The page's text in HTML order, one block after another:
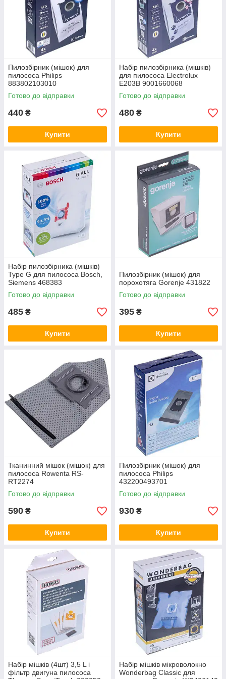
Пилозбірник (мішок) для
пилососа Philips
883802103010
Готово до відправки
440 ₴
Купити
Набір пилозбірника (мішків)
для пилососа Electrolux
E203B 9001660068
Готово до відправки
480 ₴
Купити
Набір пилозбірника (мішків)
Type G для пилососа Bosch,
Siemens 468383
Готово до відправки
485 ₴
Купити
Пилозбірник (мішок) для
порохотяга Gorenje 431822
Готово до відправки
395 ₴
Купити
Тканинний мішок (мішок) для
пилососа Rowenta RS-
RT2274
Готово до відправки
590 ₴
Купити
Пилозбірник (мішок) для
пилососа Philips
432200493701
Готово до відправки
930 ₴
Купити
Набір мішків (4шт) 3,5 L і
фільтр двигуна пилососа
Набір мішків мікроволокно
Wonderbag Classic для